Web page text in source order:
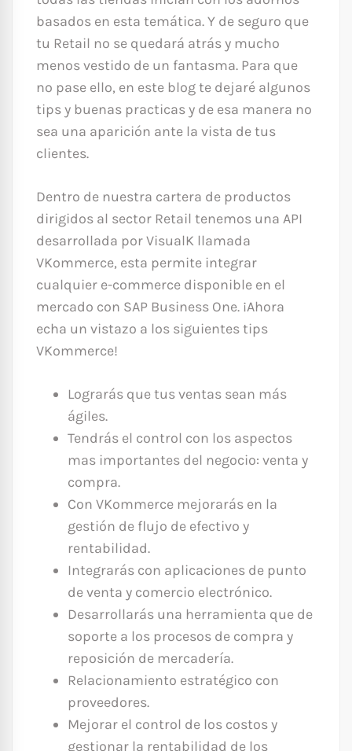
basados en esta temática. Y de seguro que
tu Retail no se quedará atrás y mucho
menos vestido de un fantasma. Para que
no pase ello, en este blog te dejaré algunos
tips y buenas practicas y de esa manera no
sea una aparición ante la vista de tus
clientes.
Dentro de nuestra cartera de productos
dirigidos al sector Retail tenemos una API
desarrollada por VisualK llamada
VKommerce, esta permite integrar
cualquier e-commerce disponible en el
mercado con SAP Business One. ¡Ahora
echa un vistazo a los siguientes tips
VKommerce!
Lograrás que tus ventas sean más
ágiles.
Tendrás el control con los aspectos
mas importantes del negocio: venta y
compra.
Con VKommerce mejorarás en la
gestión de flujo de efectivo y
rentabilidad.
Integrarás con aplicaciones de punto
de venta y comercio electrónico.
Desarrollarás una herramienta que de
soporte a los procesos de compra y
reposición de mercadería.
Relacionamiento estratégico con
proveedores.
Mejorar el control de los costos y
gestionar la rentabilidad de los